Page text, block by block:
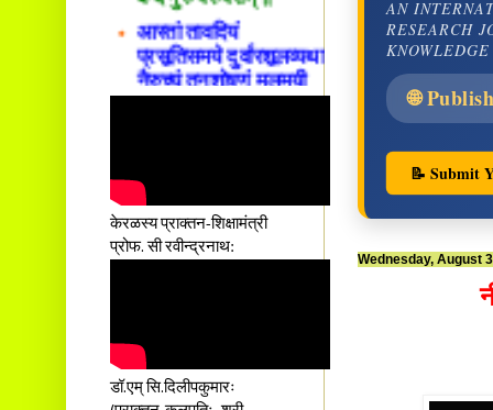
AN
RESEARCH
🌐
📝 Submit
Wednesday, August
आस्तां तावदियं
प्रसूतिसमये दुर्वारशूलव्यथा
नैरुच्यं तनुशोषणं मलमयी
शय्या च सांवत्सरी ।
तनयस्तस्यैः जनन्यै
नमः॥–
केरळस्य प्राक्तन-शिक्षामंत्री
प्रोफ. सी रवीन्द्रनाथ:
डॉ.एम् सि.दिलीपकुमारः